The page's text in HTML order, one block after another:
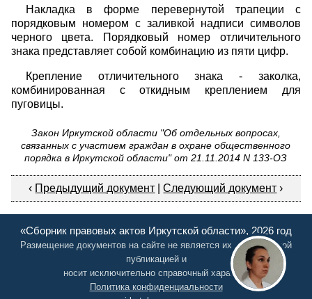
Накладка в форме перевернутой трапеции с
порядковым номером с заливкой надписи символов
черного цвета. Порядковый номер отличительного
знака представляет собой комбинацию из пяти цифр.
Крепление отличительного знака - заколка,
комбинированная с откидным креплением для
пуговицы.
Закон Иркутской области "Об отдельных вопросах,
связанных с участием граждан в охране общественного
порядка в Иркутской области" от 21.11.2014 N 133-ОЗ
‹ Предыдущий документ |Следующий документ ›
«Сборник правовых актов Иркутской области», 2026 год
Размещение документов на сайте не является их официальной
публикацией и
носит исключительно справочный характер
Политика конфиденциальности